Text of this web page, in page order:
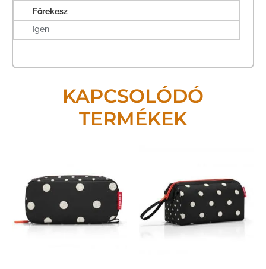
Főrekesz
Igen
KAPCSOLÓDÓ
TERMÉKEK